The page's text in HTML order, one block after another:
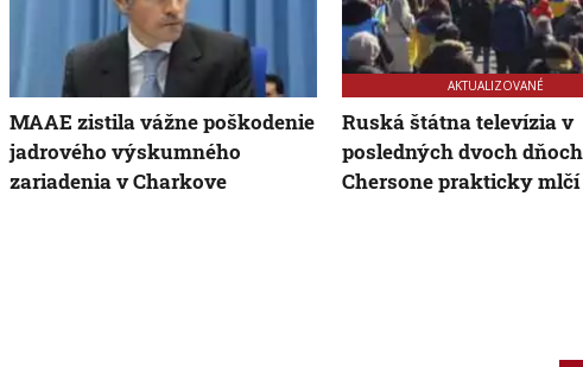
MAAE zistila vážne poškodenie
jadrového výskumného
zariadenia v Charkove
AKTUALIZOVANÉ
Ruská štátna televízia v
posledných dvoch
Chersone prakticky mlčí